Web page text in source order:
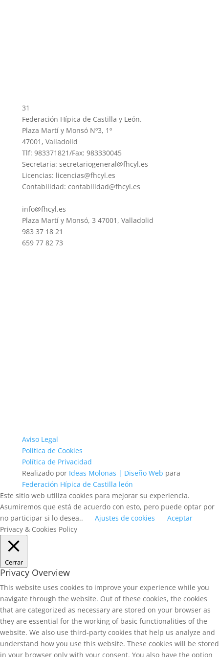
31
Federación Hípica de Castilla y León.
Plaza Martí y Monsó Nº3, 1º
47001, Valladolid
Tlf: 983371821/Fax: 983330045
Secretaria: secretariogeneral@fhcyl.es
Licencias: licencias@fhcyl.es
Contabilidad: contabilidad@fhcyl.es
info@fhcyl.es
Plaza Martí y Monsó, 3 47001, Valladolid
983 37 18 21
659 77 82 73
Aviso Legal
Política de Cookies
Política de Privacidad
Realizado por Ideas Molonas | Diseño Web para
Federación Hípica de Castilla león
Este sitio web utiliza cookies para mejorar su experiencia.
Asumiremos que está de acuerdo con esto, pero puede optar por
no participar si lo desea..
Ajustes de cookies
Aceptar
Privacy & Cookies Policy
Cerrar
Privacy Overview
This website uses cookies to improve your experience while you
navigate through the website. Out of these cookies, the cookies
that are categorized as necessary are stored on your browser as
they are essential for the working of basic functionalities of the
website. We also use third-party cookies that help us analyze and
understand how you use this website. These cookies will be stored
in your browser only with your consent. You also have the option